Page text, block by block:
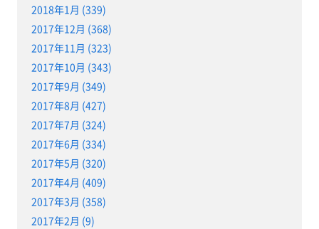
2018年1月 (339)
2017年12月 (368)
2017年11月 (323)
2017年10月 (343)
2017年9月 (349)
2017年8月 (427)
2017年7月 (324)
2017年6月 (334)
2017年5月 (320)
2017年4月 (409)
2017年3月 (358)
2017年2月 (9)